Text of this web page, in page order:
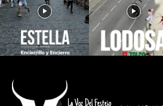
La Voz Del Festejo